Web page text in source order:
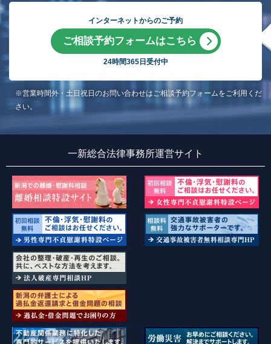
インターネットからのご予約
ご相談予約フォームはこちら
24時間365日受付中
※営業時間外・土日祝日のお問い合わせはご相談予約フォームをご利用くだ
さい。
一新総合法律事務所運営サイト